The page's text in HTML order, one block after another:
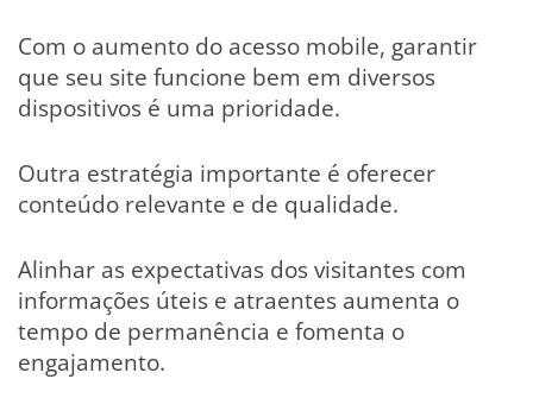
Com o aumento do acesso mobile, garantir
que seu site funcione bem em diversos
dispositivos é uma prioridade.
Outra estratégia importante é oferecer
conteúdo relevante e de qualidade.
Alinhar as expectativas dos visitantes com
informações úteis e atraentes aumenta o
tempo de permanência e fomenta o
engajamento.